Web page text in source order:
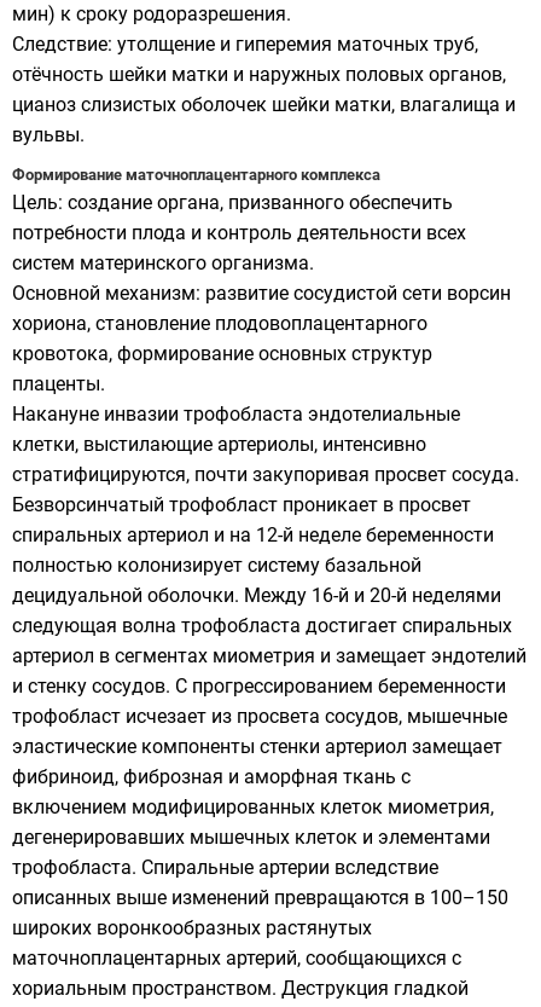
мин) к сроку родоразрешения.
Следствие: утолщение и гиперемия маточных труб,
отёчность шейки матки и наружных половых органов,
цианоз слизистых оболочек шейки матки, влагалища и
вульвы.
Формирование маточноплацентарного комплекса
Цель: создание органа, призванного обеспечить
потребности плода и контроль деятельности всех
систем материнского организма.
Основной механизм: развитие сосудистой сети ворсин
хориона, становление плодовоплацентарного
кровотока, формирование основных структур
плаценты.
Накануне инвазии трофобласта эндотелиальные
клетки, выстилающие артериолы, интенсивно
стратифицируются, почти закупоривая просвет сосуда.
Безворсинчатый трофобласт проникает в просвет
спиральных артериол и на 12-й неделе беременности
полностью колонизирует систему базальной
децидуальной оболочки. Между 16-й и 20-й неделями
следующая волна трофобласта достигает спиральных
артериол в сегментах миометрия и замещает эндотелий
и стенку сосудов. С прогрессированием беременности
трофобласт исчезает из просвета сосудов, мышечные
эластические компоненты стенки артериол замещает
фибриноид, фиброзная и аморфная ткань с
включением модифицированных клеток миометрия,
дегенерировавших мышечных клеток и элементами
трофобласта. Спиральные артерии вследствие
описанных выше изменений превращаются в 100–150
широких воронкообразных растянутых
маточноплацентарных артерий, сообщающихся с
хориальным пространством. Деструкция гладкой